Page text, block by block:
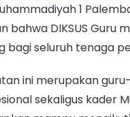
1
bahwa DIKSUS Guru
bagi seluruh tenaga
ini merupakan
sekaligus kader